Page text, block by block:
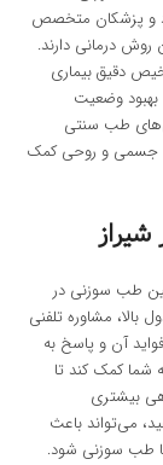
و پزشکان متخصص
روش درمانی دارند.
دقیق بیماری
بهبود وضعیت
طب سنتی
جسمی و روحی کمک
طب سوزنی در
بالا، مشاوره تلفنی
آن و پاسخ به
شما کمک کند تا
بیشتری
می‌تواند باعث
طب سوزنی شود.